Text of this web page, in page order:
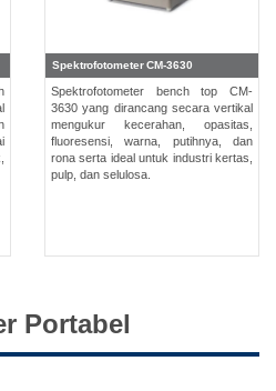
Spektrofotometer CM-3630
Spektrofotometer bench top CM-
3630 yang dirancang secara vertikal
mengukur kecerahan, opasitas,
fluoresensi, warna, putihnya, dan
rona serta ideal untuk industri kertas,
pulp, dan selulosa.
Portabel